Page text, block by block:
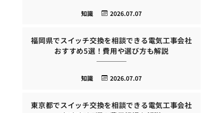
2026.07.07
知識
福岡県でスイッチ交換を相談できる電気工事会社
おすすめ5選！費用や選び方も解説
2026.07.07
知識
東京都でスイッチ交換を相談できる電気工事会社